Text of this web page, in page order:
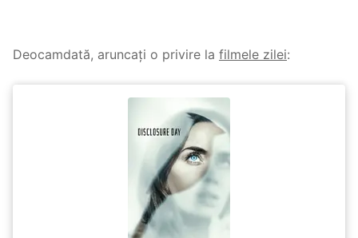
Deocamdată, aruncați o privire la filmele zilei: